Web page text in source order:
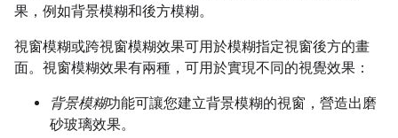
果，例如背景模糊和後方模糊。
視窗模糊或跨視窗模糊效果可用於模糊指定視窗後方的畫
面。視窗模糊效果有兩種，可用於實現不同的視覺效果：
背景模糊功能可讓您建立背景模糊的視窗，營造出磨
砂玻璃效果。